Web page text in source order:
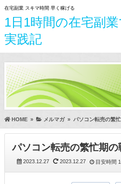
在宅副業 スキマ時間 早く稼げる
1日1時間の在宅副
実践記
HOME» メルマガ» パソコン転売の繁
パソコン転売の繁忙期の
2023.12.27 2023.12.27 目安時間